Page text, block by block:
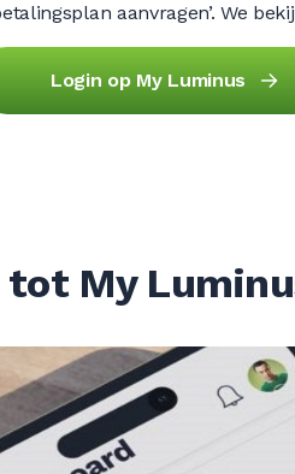
aanvragen’. We
Login op My Luminus
My